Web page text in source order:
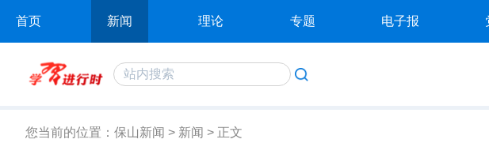
首页 新闻 理论 专题 电子报
您当前的位置： 保山新闻 > 新闻 > 正文